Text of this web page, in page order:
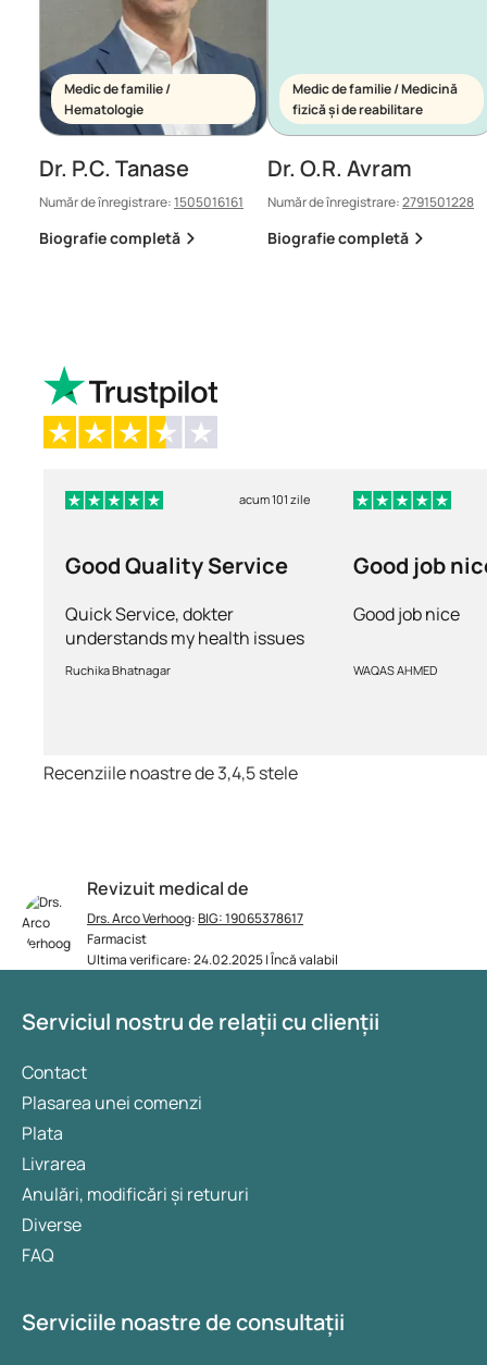
Revizuit medical de
Drs. Arco Verhoog:BIG: 19065378617
Farmacist
Ultima verificare: 24.02.2025 | Încă valabil
Medic de familie /
Hematologie
Dr. P.C. Tanase
Număr de înregistrare:1505016161
Biografie completă
Medic de familie / Medicină
fizică și de reabilitare
Dr. O.R. Avram
Număr de înregistrare:2791501228
Biografie completă
acum 101 zile
Good Quality Service
Quick Service, dokter
understands my health issues
and good diagnosis
Ruchika Bhatnagar
Good job
Good job nice
WAQAS AHMED
Recenziile noastre de 3,4,5 stele
Serviciul nostru de relații cu clienții
Contact
Plasarea unei comenzi
Plata
Livrarea
Anulări, modificări și retururi
Diverse
FAQ
Serviciile noastre de consultații